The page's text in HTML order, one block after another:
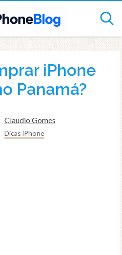
iPhone
Panamá?
Claudio Gomes
Dicas iPhone